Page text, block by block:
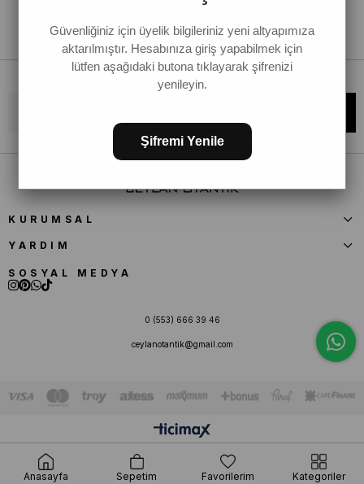
Bültene kaydolun, kampanya ve yenilikleri kaçırmayın!
KURUMSAL
YARDIM
SOSYAL MEDYA
0 (553) 666 39 46
ceylanotantik@gmail.com
Güvenliğiniz için üyelik bilgileriniz yeni altyapımıza
aktarılmıştır. Hesabınıza giriş yapabilmek için
lütfen aşağıdaki butona tıklayarak şifrenizi
yenileyin.
Şifremi Yenile
Anasayfa Sepetim Favorilerim Kategoriler